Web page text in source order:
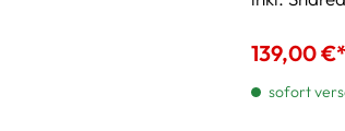
139,00 €*
sofort